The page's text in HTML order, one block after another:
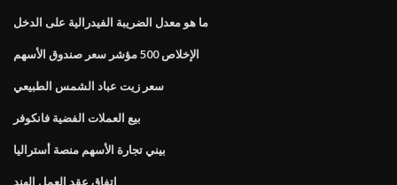
ما هو معدل الضريبة الفيدرالية على الدخل
الإخلاص 500 مؤشر سعر صندوق الأسهم
سعر زيت عباد الشمس الطبيعي
بيع العملات الفضية فانكوفر
بيني تجارة الأسهم منصة أستراليا
اتفاق عقد العمل الهند